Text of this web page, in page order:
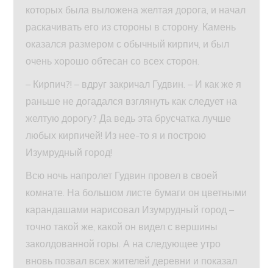
которых была выложена желтая дорога, и начал
раскачивать его из стороны в сторону. Камень
оказался размером с обычный кирпич, и был
очень хорошо обтесан со всех сторон.
– Кирпич?! – вдруг закричал Гудвин. – И как же я
раньше не догадался взглянуть как следует на
желтую дорогу? Да ведь эта брусчатка лучше
любых кирпичей! Из нее-то я и построю
Изумрудный город!
Всю ночь напролет Гудвин провел в своей
комнате. На большом листе бумаги он цветными
карандашами нарисовал Изумрудный город –
точно такой же, какой он видел с вершины
заколдованной горы. А на следующее утро
вновь позвал всех жителей деревни и показал